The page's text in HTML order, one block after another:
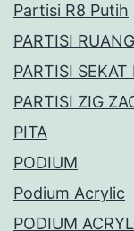
Partisi R8 Putih
PARTISI RUANG
PARTISI SEKAT
PARTISI ZIG
PITA
PODIUM
Podium Acrylic
PODIUM